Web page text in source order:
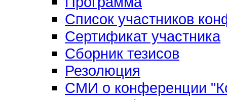
Список участников
Сертификат участника
Сборник тезисов
Резолюция
СМИ о конференции